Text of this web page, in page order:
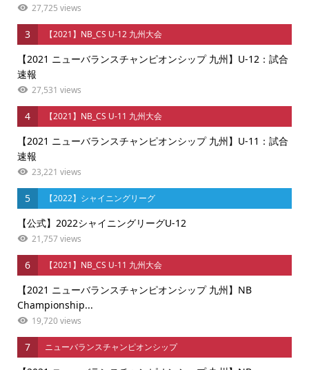
27,725 views
3 【2021】NB_CS U-12 九州大会
【2021 ニューバランスチャンピオンシップ 九州】U-12：試合
速報
27,531 views
4 【2021】NB_CS U-11 九州大会
【2021 ニューバランスチャンピオンシップ 九州】U-11：試合
速報
23,221 views
5 【2022】シャイニングリーグ
【公式】2022シャイニングリーグU-12
21,757 views
6 【2021】NB_CS U-11 九州大会
【2021 ニューバランスチャンピオンシップ 九州】NB
Championship...
19,720 views
7 ニューバランスチャンピオンシップ